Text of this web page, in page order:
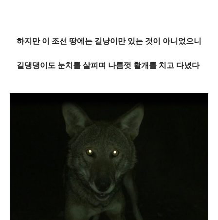
하지만 이 조선 땅에는 길냥이만 있는 것이 아니었으니
길댕댕이도 눈치를 살피며 나름껏 활개를 치고 다녔다